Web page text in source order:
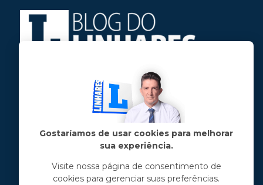
Jose Linhares Jr é maranhense.
Formado em Jornalismo, estudou filosofia
e tem pós-graduações em ciência política
e marketing político.
Menu principal
Notícias
Gostaríamos de usar cookies para melhorar
sua experiência.
Visite nossa página de consentimento de
cookies para gerenciar suas preferências.